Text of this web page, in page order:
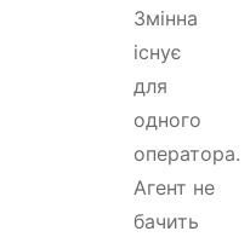
Змінна
існує
для
одного
оператора.
Агент не
бачить